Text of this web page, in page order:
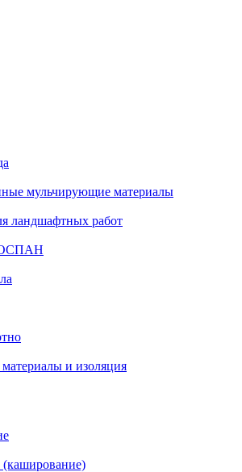
мульчирующие материалы
ландшафтных работ
и изоляция